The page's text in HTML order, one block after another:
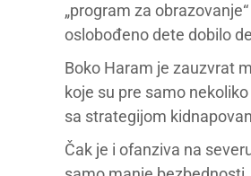
„program za
oslobođeno dete dobilo
Boko Haram je zauzvrat
koje su pre samo
sa strategijom
Čak je i ofanziva na